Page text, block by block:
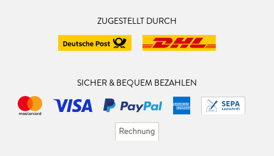
ZUGESTELLT DURCH
SICHER & BEQUEM BEZAHLEN